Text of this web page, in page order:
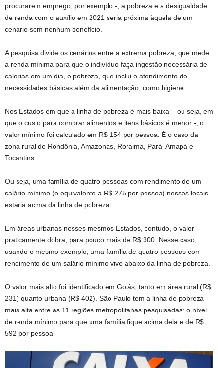
procurarem emprego, por exemplo -, a pobreza e a desigualdade
de renda com o auxílio em 2021 seria próxima àquela de um
cenário sem nenhum benefício.
A pesquisa divide os cenários entre a extrema pobreza, que mede
a renda mínima para que o indivíduo faça ingestão necessária de
calorias em um dia, e pobreza, que inclui o atendimento de
necessidades básicas além da alimentação, como higiene.
Nos Estados em que a linha de pobreza é mais baixa – ou seja, em
que o custo para comprar alimentos e itens básicos é menor -, o
valor mínimo foi calculado em R$ 154 por pessoa. É o caso da
zona rural de Rondônia, Amazonas, Roraima, Pará, Amapá e
Tocantins.
Ou seja, uma família de quatro pessoas com rendimento de um
salário mínimo (o equivalente a R$ 275 por pessoa) nesses locais
estaria acima da linha de pobreza.
Em áreas urbanas nesses mesmos Estados, contudo, o valor
praticamente dobra, para pouco mais de R$ 300. Nesse caso,
usando o mesmo exemplo, uma família de quatro pessoas com
rendimento de um salário mínimo vive abaixo da linha de pobreza.
O valor mais alto foi identificado em Goiás, tanto em área rural (R$
231) quanto urbana (R$ 402). São Paulo tem a linha de pobreza
mais alta entre as 11 regiões metropolitanas pesquisadas: o nível
de renda mínimo para que uma família fique acima dela é de R$
592 por pessoa.